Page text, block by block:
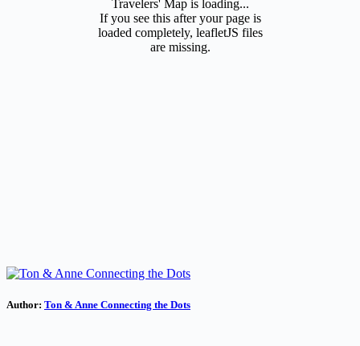
Travelers' Map is loading...
If you see this after your page is
loaded completely, leafletJS files
are missing.
Author: Ton & Anne Connecting the Dots